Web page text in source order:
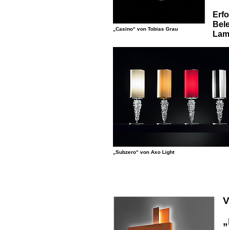
„Casino“ von Tobias Grau
„Subzero“ von Axo Light